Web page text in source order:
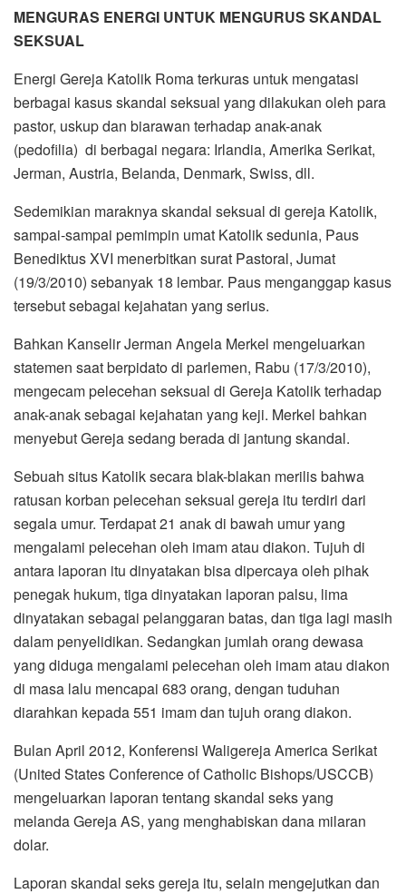
MENGURAS ENERGI UNTUK MENGURUS SKANDAL
SEKSUAL
Energi Gereja Katolik Roma terkuras untuk mengatasi
berbagai kasus skandal seksual yang dilakukan oleh para
pastor, uskup dan biarawan terhadap anak-anak
(pedofilia) di berbagai negara: Irlandia, Amerika Serikat,
Jerman, Austria, Belanda, Denmark, Swiss, dll.
Sedemikian maraknya skandal seksual di gereja Katolik,
sampai-sampai pemimpin umat Katolik sedunia, Paus
Benediktus XVI menerbitkan surat Pastoral, Jumat
(19/3/2010) sebanyak 18 lembar. Paus menganggap kasus
tersebut sebagai kejahatan yang serius.
Bahkan Kanselir Jerman Angela Merkel mengeluarkan
statemen saat berpidato di parlemen, Rabu (17/3/2010),
mengecam pelecehan seksual di Gereja Katolik terhadap
anak-anak sebagai kejahatan yang keji. Merkel bahkan
menyebut Gereja sedang berada di jantung skandal.
Sebuah situs Katolik secara blak-blakan merilis bahwa
ratusan korban pelecehan seksual gereja itu terdiri dari
segala umur. Terdapat 21 anak di bawah umur yang
mengalami pelecehan oleh imam atau diakon. Tujuh di
antara laporan itu dinyatakan bisa dipercaya oleh pihak
penegak hukum, tiga dinyatakan laporan palsu, lima
dinyatakan sebagai pelanggaran batas, dan tiga lagi masih
dalam penyelidikan. Sedangkan jumlah orang dewasa
yang diduga mengalami pelecehan oleh imam atau diakon
di masa lalu mencapai 683 orang, dengan tuduhan
diarahkan kepada 551 imam dan tujuh orang diakon.
Bulan April 2012, Konferensi Waligereja America Serikat
(United States Conference of Catholic Bishops/USCCB)
mengeluarkan laporan tentang skandal seks yang
melanda Gereja AS, yang menghabiskan dana milaran
dolar.
Laporan skandal seks gereja itu, selain mengejutkan dan